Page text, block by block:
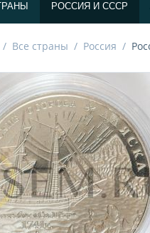
РОССИЯ И СССP
/ Все страны / Россия /